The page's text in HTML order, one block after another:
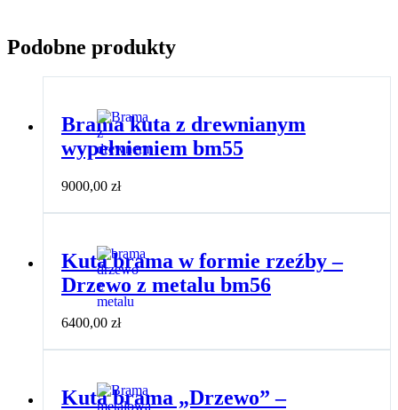
Podobne produkty
Brama kuta z drewnianym
wypełnieniem bm55
9000,00 zł
Kuta brama w formie rzeźby –
Drzewo z metalu bm56
6400,00 zł
Kuta brama „Drzewo” –